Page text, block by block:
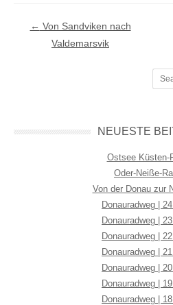
Post navigation
← Von Sandviken nach
Valdemarsvik
NEUESTE
Ostsee Küsten-
Oder-Neiße-
Von der Donau zur
Donauradweg |
Donauradweg |
Donauradweg |
Donauradweg |
Donauradweg |
Donauradweg |
Donauradweg |